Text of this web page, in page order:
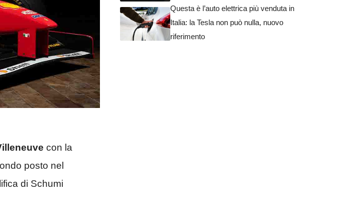
con la
posto nel
di Schumi
Questa è l’auto elettrica più venduta in
Italia: la Tesla non può nulla, nuovo
riferimento